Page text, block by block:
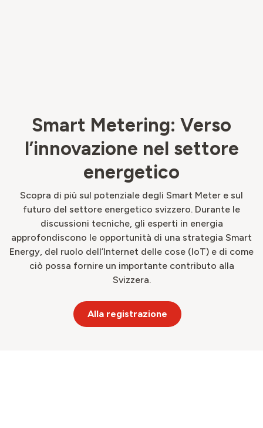
Smart Metering: Verso
l’innovazione nel settore
energetico
Scopra di più sul potenziale degli Smart Meter e sul
futuro del settore energetico svizzero. Durante le
discussioni tecniche, gli esperti in energia
approfondiscono le opportunità di una strategia Smart
Energy, del ruolo dell’Internet delle cose (IoT) e di come
ciò possa fornire un importante contributo alla
Svizzera.
Alla registrazione